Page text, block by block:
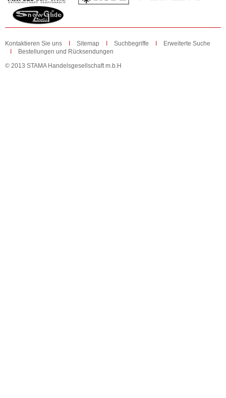
Kontaktieren Sie uns Sitemap Suchbegriffe
Erweiterte Suche
Bestellungen und Rücksendungen
© 2013 STAMA Handelsgesellschaft m.b.H